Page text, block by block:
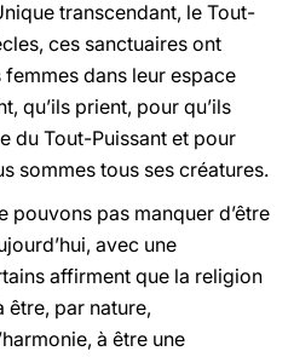
transcendant, le Tout-
ces sanctuaires ont
dans leur espace
qu’ils prient, pour qu’ils
du Tout-Puissant et pour
sommes tous ses créatures.
pouvons pas manquer d’être
avec une
affirment que la religion
par nature,
à être une